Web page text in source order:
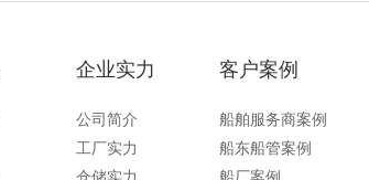
企业实力
公司简介
工厂实力
客户案例
船舶服务商案例
船东船管案例